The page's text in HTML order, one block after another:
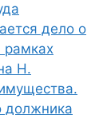
дело о
рамках
Н.
должника